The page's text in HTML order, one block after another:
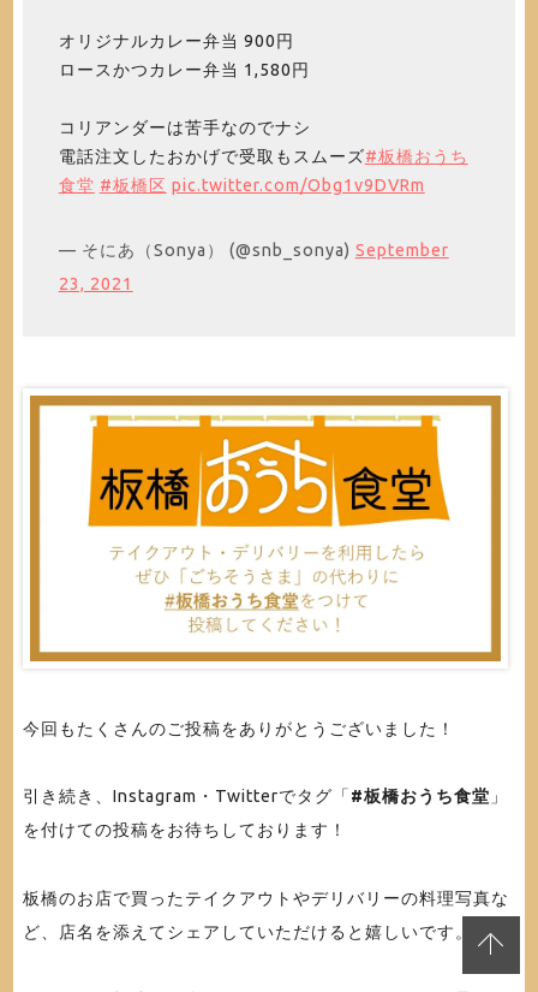
オリジナルカレー弁当 900円
ロースかつカレー弁当 1,580円
コリアンダーは苦手なのでナシ
電話注文したおかげで受取もスムーズ#板橋おうち
食堂 #板橋区 pic.twitter.com/Obg1v9DVRm
— そにあ（Sonya） (@snb_sonya) September
23, 2021
今回もたくさんのご投稿をありがとうございました！
引き続き、Instagram・Twitterでタグ「 #板橋おうち食堂 」
を付けての投稿をお待ちしております！
板橋のお店で買ったテイクアウトやデリバリーの料理写真な
ど、店名を添えてシェアしていただけると嬉しいです。